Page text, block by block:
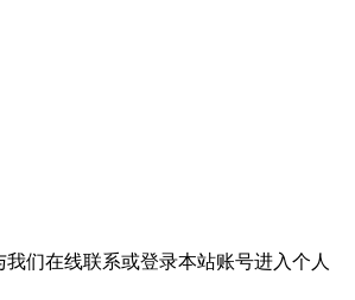
们在线联系或登录本站账号进入个人